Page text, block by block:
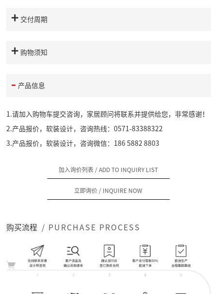
交付周期
购物须知
产品信息
1.请加入购物车提交咨询，家居顾问将联系并提供给您，非常感谢！
2.产品报价，软装设计，咨询热线：0571-83388322
3.产品报价，软装设计，咨询微信：186 5882 8803
加入询价列表 / ADD TO INQUIRY LIST
立即询价 / INQUIRE NOW
购买流程 / PURCHASE PROCESS